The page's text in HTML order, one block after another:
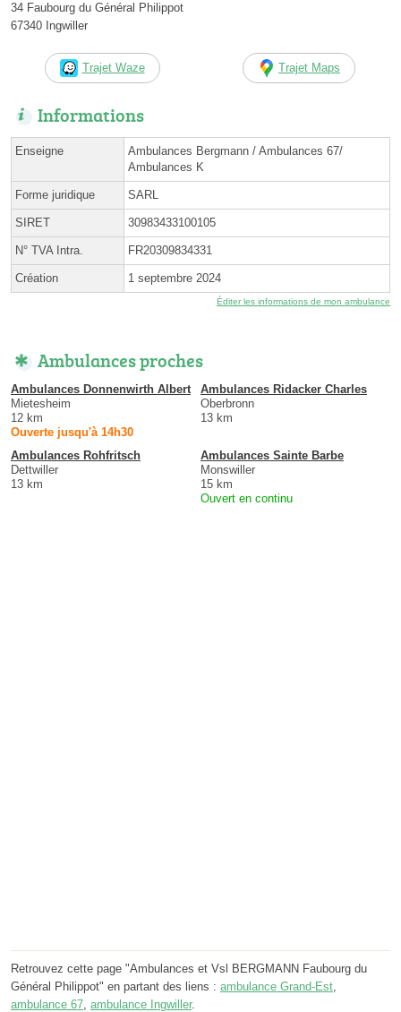
34 Faubourg du Général Philippot
67340 Ingwiller
Trajet Waze Trajet Maps
Informations
Enseigne
Ambulances Bergmann / Ambulances 67/
Ambulances K
Forme juridique SARL
SIRET 30983433100105
N° TVA Intra. FR20309834331
Création 1 septembre 2024
Éditer les informations de mon ambulance
Ambulances proches
Ambulances Donnenwirth Albert
Mietesheim
12 km
Ouverte jusqu'à 14h30
Ambulances Ridacker Charles
Oberbronn
13 km
Ambulances Rohfritsch
Dettwiller
13 km
Ambulances Sainte Barbe
Monswiller
15 km
Ouvert en continu
Retrouvez cette page "Ambulances et Vsl BERGMANN Faubourg du
Général Philippot" en partant des liens : ambulance Grand-Est,
ambulance 67, ambulance Ingwiller.